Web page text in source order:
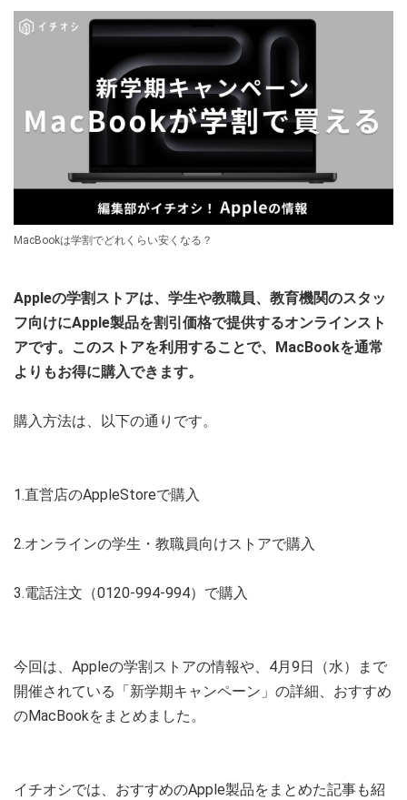
MacBookは学割でどれくらい安くなる？
Appleの学割ストアは、学生や教職員、教育機関のスタッ
フ向けにApple製品を割引価格で提供するオンラインスト
アです。このストアを利用することで、MacBookを通常
よりもお得に購入できます。
購入方法は、以下の通りです。
1.直営店のAppleStoreで購入
2.オンラインの学生・教職員向けストアで購入
3.電話注文（0120-994-994）で購入
今回は、Appleの学割ストアの情報や、4月9日（水）まで
開催されている「新学期キャンペーン」の詳細、おすすめ
のMacBookをまとめました。
イチオシでは、おすすめのApple製品をまとめた記事も紹